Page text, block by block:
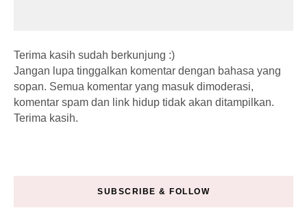
Terima kasih sudah berkunjung :)
Jangan lupa tinggalkan komentar dengan bahasa yang
sopan. Semua komentar yang masuk dimoderasi,
komentar spam dan link hidup tidak akan ditampilkan.
Terima kasih.
SUBSCRIBE & FOLLOW